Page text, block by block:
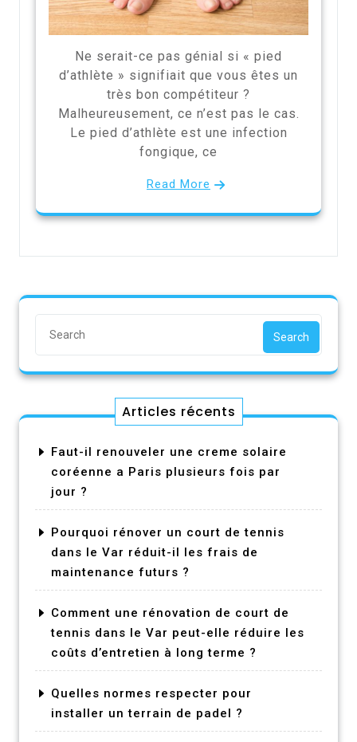
Ne serait-ce pas génial si « pied
d’athlète » signifiait que vous êtes un
très bon compétiteur ?
Malheureusement, ce n’est pas le cas.
Le pied d’athlète est une infection
fongique, ce
Read More
Search
Articles récents
Faut-il renouveler une creme solaire
coréenne a Paris plusieurs fois par
jour ?
Pourquoi rénover un court de tennis
dans le Var réduit-il les frais de
maintenance futurs ?
Comment une rénovation de court de
tennis dans le Var peut-elle réduire les
coûts d’entretien à long terme ?
Quelles normes respecter pour
installer un terrain de padel ?